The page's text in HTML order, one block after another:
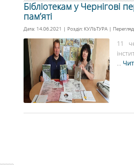
Бібліотекам у Чернігові
пам’яті
Дата: 14.06.2021 | Розділ: КУЛЬТУРА |
11
...